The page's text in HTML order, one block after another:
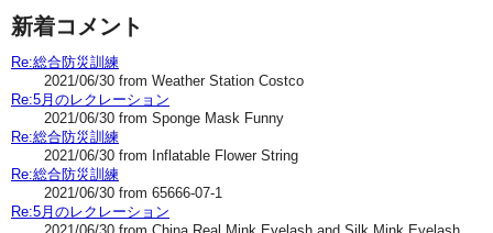
新着コメント
Re:総合防災訓練
2021/06/30 from Weather Station Costco
Re:5月のレクレーション
2021/06/30 from Sponge Mask Funny
Re:総合防災訓練
2021/06/30 from Inflatable Flower String
Re:総合防災訓練
2021/06/30 from 65666-07-1
Re:5月のレクレーション
2021/06/30 from China Real Mink Eyelash and Silk Mink Eyelash